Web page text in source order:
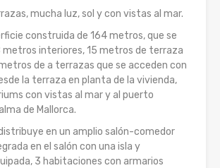
mucha luz, sol y con vistas al mar.
construida de 164 metros, que se
interiores, 15 metros de terraza
de a terrazas que se acceden con
la terraza en planta de la vivienda,
con vistas al mar y al puerto
de Mallorca.
en un amplio salón-comedor
en el salón con una isla y
3 habitaciones con armarios